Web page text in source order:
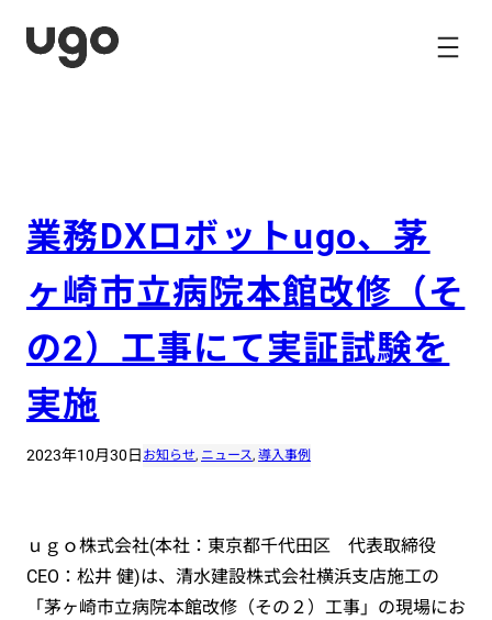
業務DXロボットugo、茅
ヶ崎市立病院本館改修（そ
の2）工事にて実証試験を
実施
2023年10月30日 お知らせ, ニュース, 導入事例
ｕｇｏ株式会社(本社：東京都千代田区 代表取締役
CEO：松井 健)は、清水建設株式会社横浜支店施工の
「茅ヶ崎市立病院本館改修（その２）工事」の現場にお